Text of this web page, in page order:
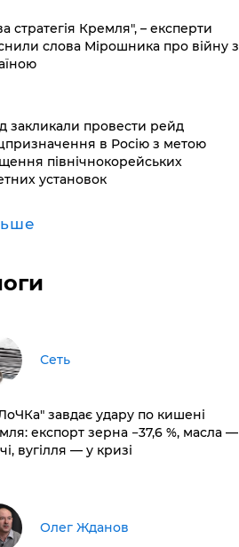
стратегія Кремля", – експерти
слова Мірошника про війну з
закликали провести рейд
в Росію з метою
північнокорейських
установок
Сеть
завдає удару по кишені
експорт зерна −37,6 %, масла —
вугілля — у кризі
Олег Жданов